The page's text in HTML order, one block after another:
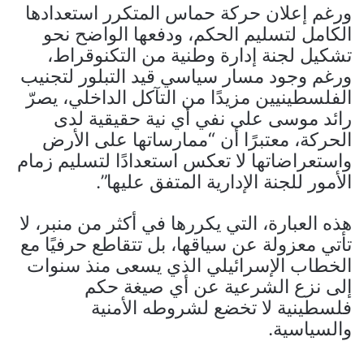
ورغم إعلان حركة حماس المتكرر استعدادها
الكامل لتسليم الحكم، ودفعها الواضح نحو
تشكيل لجنة إدارة وطنية من التكنوقراط،
ورغم وجود مسار سياسي قيد التبلور لتجنيب
الفلسطينيين مزيدًا من التآكل الداخلي، يصرّ
رائد موسى على نفي أي نية حقيقية لدى
الحركة، معتبرًا أن “ممارساتها على الأرض
واستعراضاتها لا تعكس استعدادًا لتسليم زمام
الأمور للجنة الإدارية المتفق عليها”.
هذه العبارة، التي يكررها في أكثر من منبر، لا
تأتي معزولة عن سياقها، بل تتقاطع حرفيًا مع
الخطاب الإسرائيلي الذي يسعى منذ سنوات
إلى نزع الشرعية عن أي صيغة حكم
فلسطينية لا تخضع لشروطه الأمنية
والسياسية.